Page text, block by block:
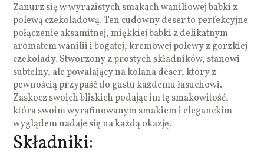
Zanurz się w wyrazistych smakach waniliowej babki z
polewą czekoladową. Ten cudowny deser to perfekcyjne
połączenie aksamitnej, miękkiej babki z delikatnym
aromatem wanilii i bogatej, kremowej polewy z gorzkiej
czekolady. Stworzony z prostych składników, stanowi
subtelny, ale powalający na kolana deser, który z
pewnością przypaść do gustu każdemu łasuchowi.
Zaskocz swoich bliskich podając im tę smakowitość,
która swoim wyrafinowanym smakiem i eleganckim
wyglądem nadaje się na każdą okazję.
Składniki: